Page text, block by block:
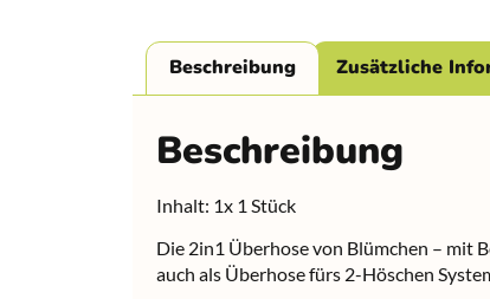
Beschreibung Zusätzliche
Beschreibung
Inhalt: 1x 1 Stück
Die 2in1 Überhose von Blümchen – mit
auch als Überhose fürs 2-Höschen